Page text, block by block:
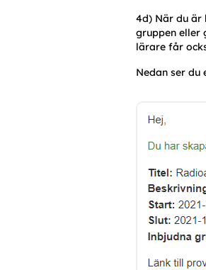
4d) När du är
gruppen eller
lärare får
Nedan ser